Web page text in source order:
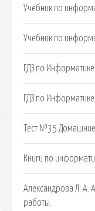
Учебник по
Учебник по
ГДЗ по
ГДЗ по
Тест №35
Книги по
Александрова Л. А.
работы.